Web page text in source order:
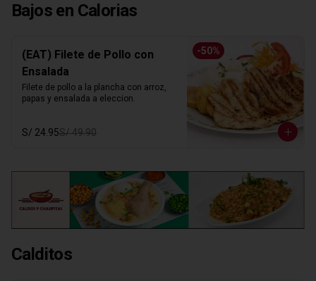
Bajos en Calorias
-50%
(EAT) Filete de Pollo con
Ensalada
Filete de pollo a la plancha con arroz,
papas y ensalada a eleccion.
S/ 24.95S/ 49.90
Calditos